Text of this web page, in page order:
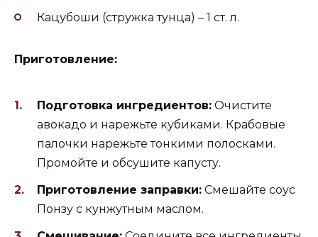
Кацубоши (стружка тунца) – 1 ст. л.
Приготовление:
Подготовка ингредиентов: Очистите
авокадо и нарежьте кубиками. Крабовые
палочки нарежьте тонкими полосками.
Промойте и обсушите капусту.
Приготовление заправки: Смешайте соус
Понзу с кунжутным маслом.